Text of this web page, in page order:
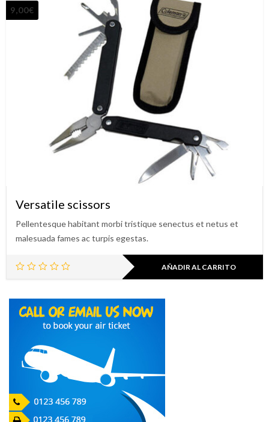
9,00€
Versatile scissors
Pellentesque habitant morbi tristique senectus et netus et
malesuada fames ac turpis egestas.
AÑADIR AL CARRITO